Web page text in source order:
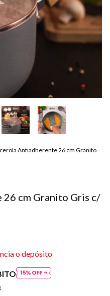
Antiadherente 26 cm Granito
cm Granito Gris c/
o depósito